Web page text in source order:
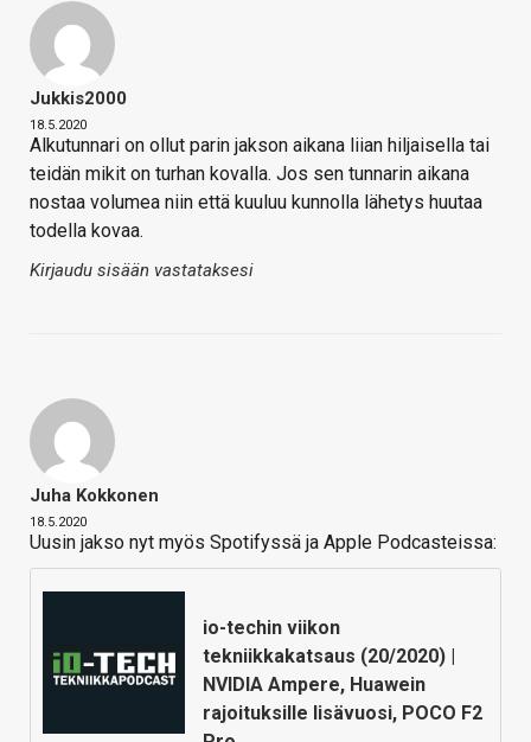
Jukkis2000
18.5.2020
Alkutunnari on ollut parin jakson aikana liian hiljaisella tai
teidän mikit on turhan kovalla. Jos sen tunnarin aikana
nostaa volumea niin että kuuluu kunnolla lähetys huutaa
todella kovaa.
Kirjaudu sisään vastataksesi
Juha Kokkonen
18.5.2020
Uusin jakso nyt myös Spotifyssä ja Apple Podcasteissa:
io-techin viikon
tekniikkakatsaus (20/2020) |
NVIDIA Ampere, Huawein
rajoituksille lisävuosi, POCO F2